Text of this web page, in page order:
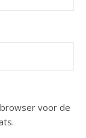
voor de